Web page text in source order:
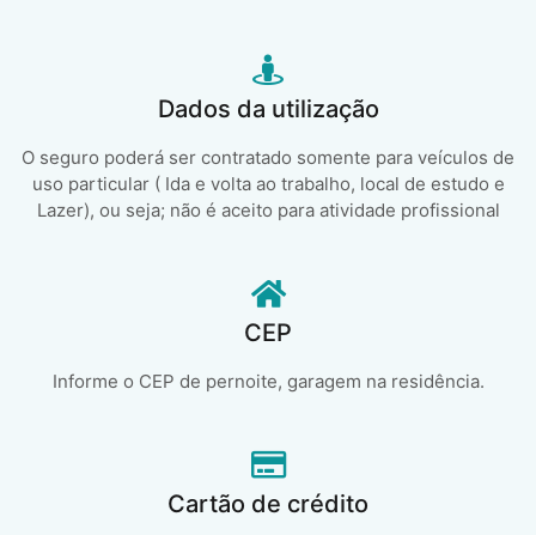
Dados da utilização
O seguro poderá ser contratado somente para veículos de
uso particular ( Ida e volta ao trabalho, local de estudo e
Lazer), ou seja; não é aceito para atividade profissional
CEP
Informe o CEP de pernoite, garagem na residência.
Cartão de crédito